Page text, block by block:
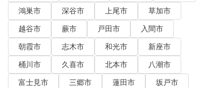
鴻巣市
深谷市 上尾市
草加市
越谷市
蕨市 戸田市
入間市
朝霞市
志木市 和光市
新座市
桶川市
久喜市 北本市
八潮市
富士見市
三郷市 蓮田市
坂戸市